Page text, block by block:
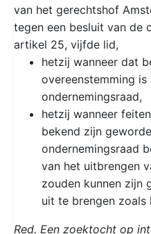
van het gerechtshof
tegen een besluit van de
artikel 25, vijfde lid,
hetzij wanneer dat
overeenstemming
ondernemingsraad,
hetzij wanneer
bekend zijn
ondernemingsraad
van het uitbrengen
zouden kunnen zijn
uit te brengen zoals
Red. Een zoektocht op